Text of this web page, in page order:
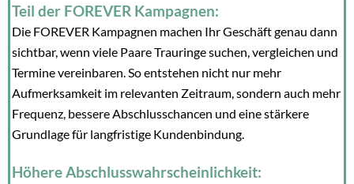
Teil der FOREVER Kampagnen:
Die FOREVER Kampagnen machen Ihr Geschäft genau dann
sichtbar, wenn viele Paare Trauringe suchen, vergleichen und
Termine vereinbaren. So entstehen nicht nur mehr
Aufmerksamkeit im relevanten Zeitraum, sondern auch mehr
Frequenz, bessere Abschlusschancen und eine stärkere
Grundlage für langfristige Kundenbindung.
Höhere Abschlusswahrscheinlichkeit: